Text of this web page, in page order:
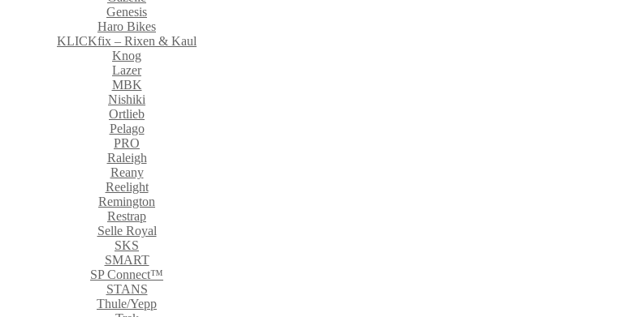
Genesis
Haro Bikes
KLICKfix – Rixen & Kaul
Knog
Lazer
MBK
Nishiki
Ortlieb
Pelago
PRO
Raleigh
Reany
Reelight
Remington
Restrap
Selle Royal
SKS
SMART
SP Connect™
STANS
Thule/Yepp